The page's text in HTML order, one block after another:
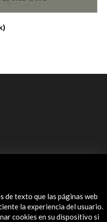
de texto que las páginas web
la experiencia del usuario.
cookies en su dispositivo si